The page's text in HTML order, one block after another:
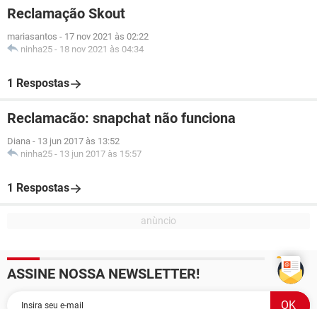
Reclamação Skout
mariasantos - 17 nov 2021 às 02:22
ninha25 - 18 nov 2021 às 04:34
1 Respostas
Reclamacão: snapchat não funciona
Diana - 13 jun 2017 às 13:52
ninha25 - 13 jun 2017 às 15:57
1 Respostas
ASSINE NOSSA NEWSLETTER!